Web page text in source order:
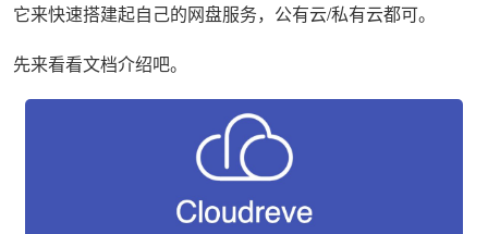
它来快速搭建起自己的网盘服务，公有云/私有云都可。
先来看看文档介绍吧。